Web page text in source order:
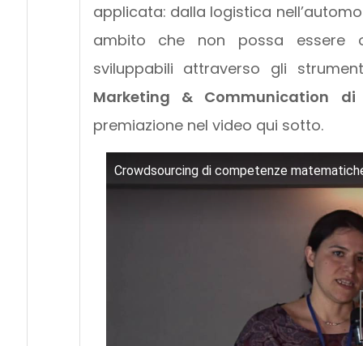
applicata: dalla logistica
ambito che non possa essere
sviluppabili attraverso gli
Marketing & Communication di
premiazione nel video qui sotto.
Crowdsourcing di competenze